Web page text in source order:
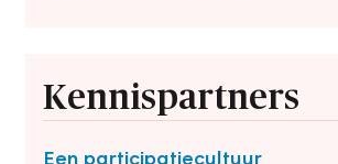
Kennispartners